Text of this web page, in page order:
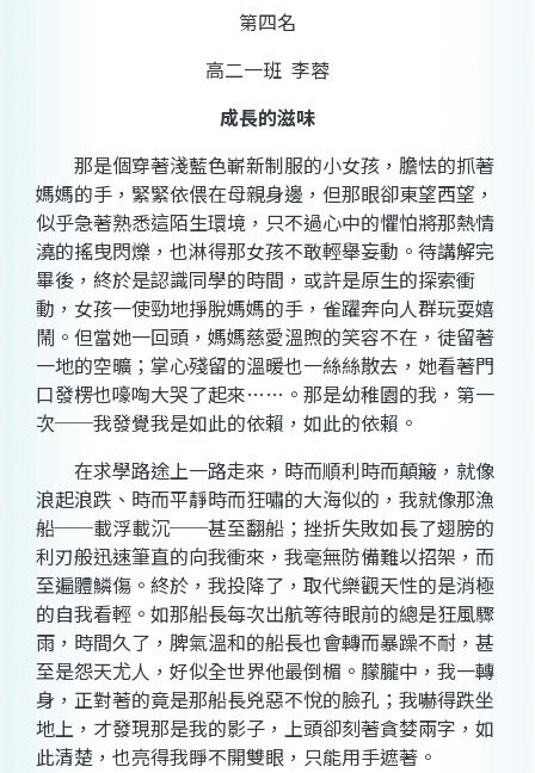
第四名
高二一班 李蓉
成長的滋味
那是個穿著淺藍色嶄新制服的小女孩，膽怯的抓著
媽媽的手，緊緊依偎在母親身邊，但那眼卻東望西望，
似乎急著熟悉這陌生環境，只不過心中的懼怕將那熱情
澆的搖曳閃爍，也淋得那女孩不敢輕舉妄動。待講解完
畢後，終於是認識同學的時間，或許是原生的探索衝
動，女孩一使勁地掙脫媽媽的手，雀躍奔向人群玩耍嬉
鬧。但當她一回頭，媽媽慈愛溫煦的笑容不在，徒留著
一地的空曠；掌心殘留的溫暖也一絲絲散去，她看著門
口發楞也嚎啕大哭了起來……。那是幼稚園的我，第一
次──我發覺我是如此的依賴，如此的依賴。
在求學路途上一路走來，時而順利時而顛簸，就像
浪起浪跌、時而平靜時而狂嘯的大海似的，我就像那漁
船──載浮載沉──甚至翻船；挫折失敗如長了翅膀的
利刃般迅速筆直的向我衝來，我毫無防備難以招架，而
至遍體鱗傷。終於，我投降了，取代樂觀天性的是消極
的自我看輕。如那船長每次出航等待眼前的總是狂風驟
雨，時間久了，脾氣溫和的船長也會轉而暴躁不耐，甚
至是怨天尤人，好似全世界他最倒楣。朦朧中，我一轉
身，正對著的竟是那船長兇惡不悅的臉孔；我嚇得跌坐
地上，才發現那是我的影子，上頭卻刻著貪婪兩字，如
此清楚，也亮得我睜不開雙眼，只能用手遮著。